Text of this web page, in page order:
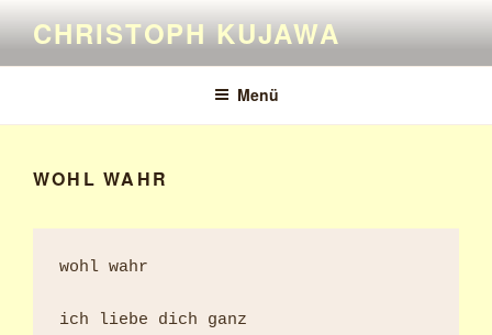
Inhalt
springen
CHRISTOPH KUJAWA
Menü
WOHL WAHR
wohl wahr
ich liebe dich ganz